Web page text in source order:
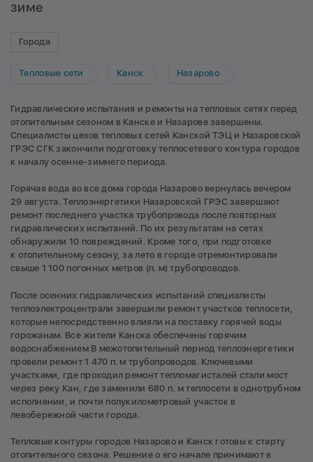
зиме
Города
Тепловые сети Канск Назарово
Гидравлические испытания и ремонты на тепловых сетях перед
отопительным сезоном в Канске и Назарове завершены.
Специалисты цехов тепловых сетей Канской ТЭЦ и Назаровской
ГРЭС СГК закончили подготовку теплосетевого контура городов
к началу осенне-зимнего периода.
Горячая вода во все дома города Назарово вернулась вечером
29 августа. Теплоэнергетики Назаровской ГРЭС завершают
ремонт последнего участка трубопровода после повторных
гидравлических испытаний. По их результатам на сетях
обнаружили 10 повреждений. Кроме того, при подготовке
к отопительному сезону, за лето в городе отремонтировали
свыше 1 100 погонных метров (п. м) трубопроводов.
После осенних гидравлических испытаний специалисты
теплоэлектроцентрали завершили ремонт участков теплосети,
которые непосредственно влияли на поставку горячей воды
горожанам. Все жители Канска обеспечены горячим
водоснабжением В межотопительный период теплоэнергетики
провели ремонт 1 470 п. м трубопроводов. Ключевыми
участками, где проходил ремонт тепломагисталей стали мост
через реку Кан, где заменили 680 п. м теплосети в однотрубном
исполнении, и почти полукилометровый участок в
левобережной части города.
Тепловые контуры городов Назарово и Канск готовы к старту
отопительного сезона. Решение о его начале принимают в